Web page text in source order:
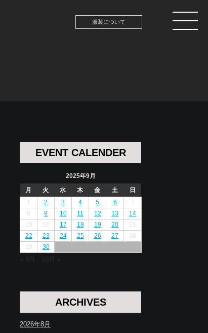
服装について
EVENT CALENDER
2025年9月
月
火 水 木 金 土
日
1
2 3 4 5 6
7
8
9 10 11 12 13
14
15
16 17 18 19 20
21
22
23 24 25 26 27
28
29
30
10月 »
ARCHIVES
2026年8月